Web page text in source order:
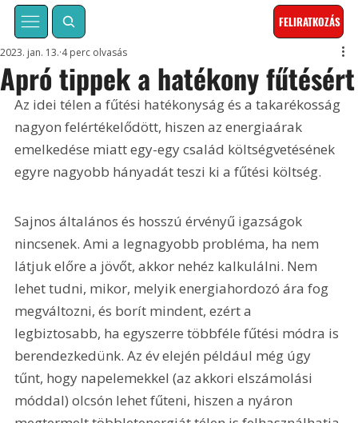
FELIRATKOZÁS
Apró tippek a hatékony fűtésért
2023. jan. 13. 4 perc olvasás
Az idei télen a fűtési hatékonyság és a takarékosság
nagyon felértékelődött, hiszen az energiaárak
emelkedése miatt egy-egy család költségvetésének
egyre nagyobb hányadát teszi ki a fűtési költség.
Sajnos általános és hosszú érvényű igazságok
nincsenek. Ami a legnagyobb probléma, ha nem
látjuk előre a jövőt, akkor nehéz kalkulálni. Nem
lehet tudni, mikor, melyik energiahordozó ára fog
megváltozni, és borít mindent, ezért a
legbiztosabb, ha egyszerre többféle fűtési módra is
berendezkedünk. Az év elején például még úgy
tűnt, hogy napelemekkel (az akkori elszámolási
móddal) olcsón lehet fűteni, hiszen a nyáron